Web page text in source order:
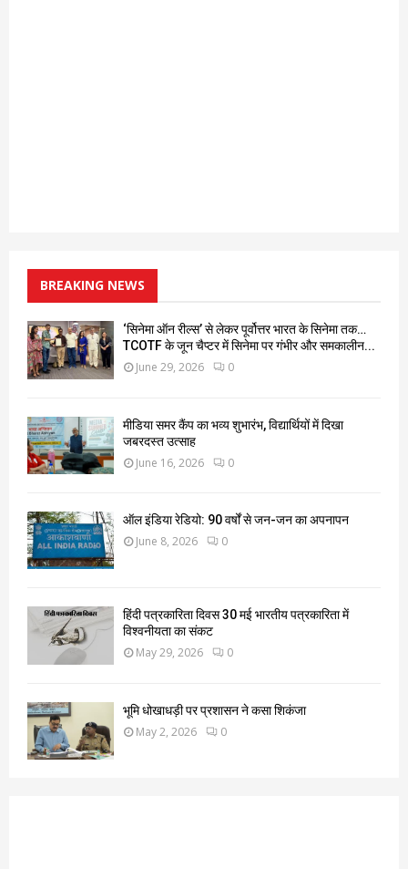
BREAKING NEWS
‘सिनेमा ऑन रील्स’ से लेकर पूर्वोत्तर भारत के सिनेमा तक…
TCOTF के जून चैप्टर में सिनेमा पर गंभीर और समकालीन...
June 29, 2026 0
मीडिया समर कैंप का भव्य शुभारंभ, विद्यार्थियों में दिखा
जबरदस्त उत्साह
June 16, 2026 0
ऑल इंडिया रेडियो: 90 वर्षों से जन-जन का अपनापन
June 8, 2026 0
हिंदी पत्रकारिता दिवस 30 मई भारतीय पत्रकारिता में
विश्वनीयता का संकट
May 29, 2026 0
भूमि धोखाधड़ी पर प्रशासन ने कसा शिकंजा
May 2, 2026 0